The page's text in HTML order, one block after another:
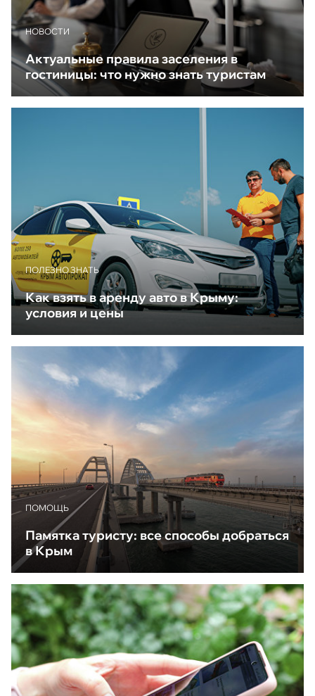
НОВОСТИ
Актуальные правила заселения в
гостиницы: что нужно знать туристам
ПОЛЕЗНО ЗНАТЬ
Как взять в аренду авто в Крыму:
условия и цены
ПОМОЩЬ
Памятка туристу: все способы добраться
в Крым